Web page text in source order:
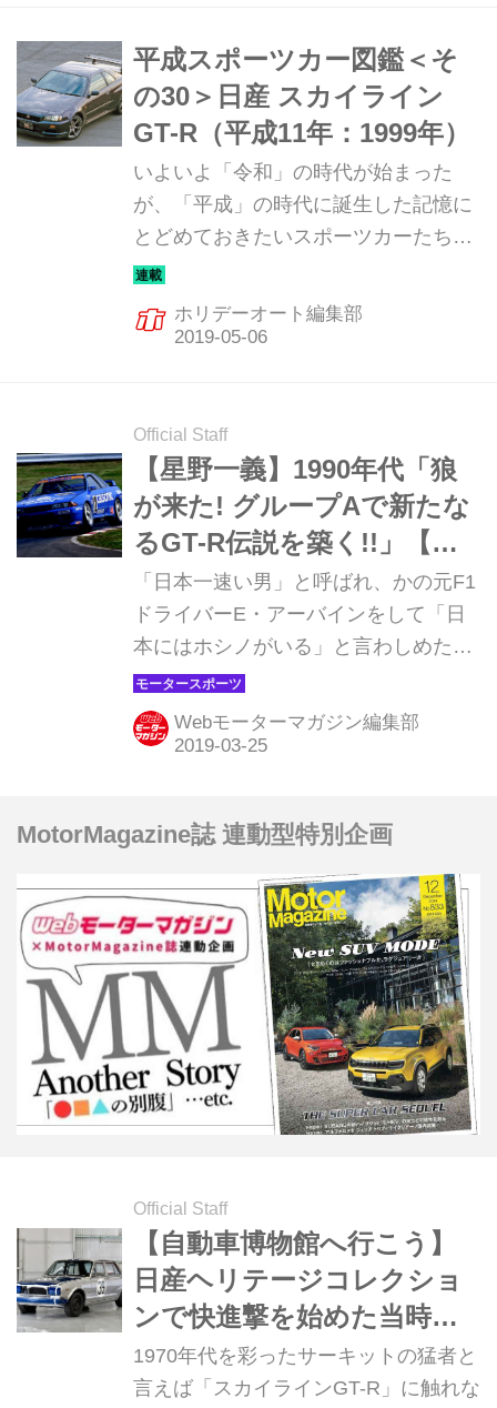
平成スポーツカー図鑑＜そ
の30＞日産 スカイライン
GT-R（平成11年：1999年）
いよいよ「令和」の時代が始まった
が、「平成」の時代に誕生した記憶に
とどめておきたいスポーツカーたち
を、図鑑風に紹介しておこう。今回
は、新世代GT-Rの3代目、R34型 スカ
イラインGT-Rだ。 先代よりコンパク
カイラインGT-R（BNR34型：1999年1
月発売）」 日産のフラッグシップであ
るスカイラインGT-Rは、R32に比較す
ると、大きく重くなったR33の人気は
イマイチだった。 そこでコンパクトに
なって登場したのがR34だ。R33に比
べ全長を75mm、ホイールベースを
55mm短縮することで、より走りの性
能に振っ...
ホリデーオート編集部
Official Staff
【星野一義】1990年代「狼
が来た! グループAで新たな
るGT-R伝説を築く!!」【日
本一速い男の半生記⑪】
「日本一速い男」と呼ばれ、かの元F1
ドライバーE・アーバインをして「日
本にはホシノがいる」と言わしめた
「星野一義」。通算133勝、21の4輪タ
イトルを獲得した稀代のレーシングド
ライバーの50有余年に渡る闘魂の軌跡
ガジン社）＊タイトル写真は、1999年
5月20日JTC Rd2 SUGO。鈴木利夫と
組んで開幕2連勝を果たす。
Webモーターマガジン編集部
MotorMagazine誌 連動型特別企画
Official Staff
【自動車博物館へ行こう】
日産ヘリテージコレクショ
ンで快進撃を始めた当時の
初代スカイラインGT-Rに触
れる
1970年代を彩ったサーキットの猛者と
言えば「スカイラインGT-R」に触れな